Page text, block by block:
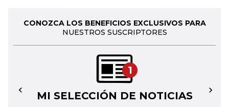
CONOZCA LOS BENEFICIOS EXCLUSIVOS PARA
NUESTROS SUSCRIPTORES
1
MI SELECCIÓN DE NOTICIAS
← →